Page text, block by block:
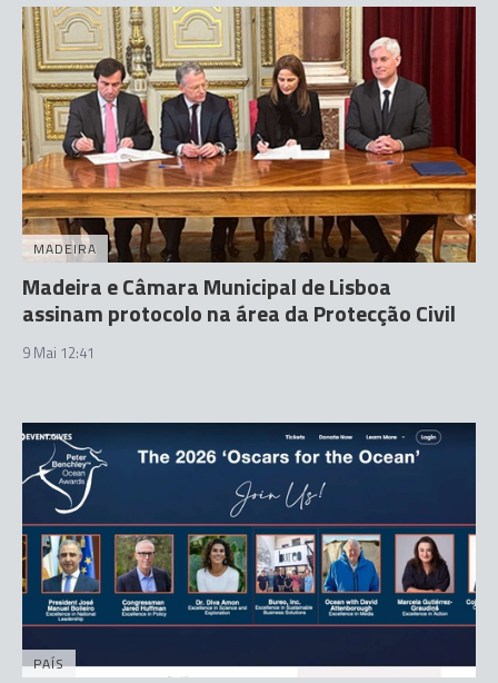
MADEIRA
Madeira e Câmara Municipal de Lisboa
assinam protocolo na área da Protecção Civil
9 Mai 12:41
PAÍS